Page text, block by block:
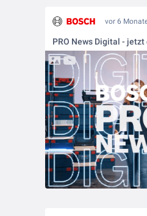
vor 6
PRO News Digital -